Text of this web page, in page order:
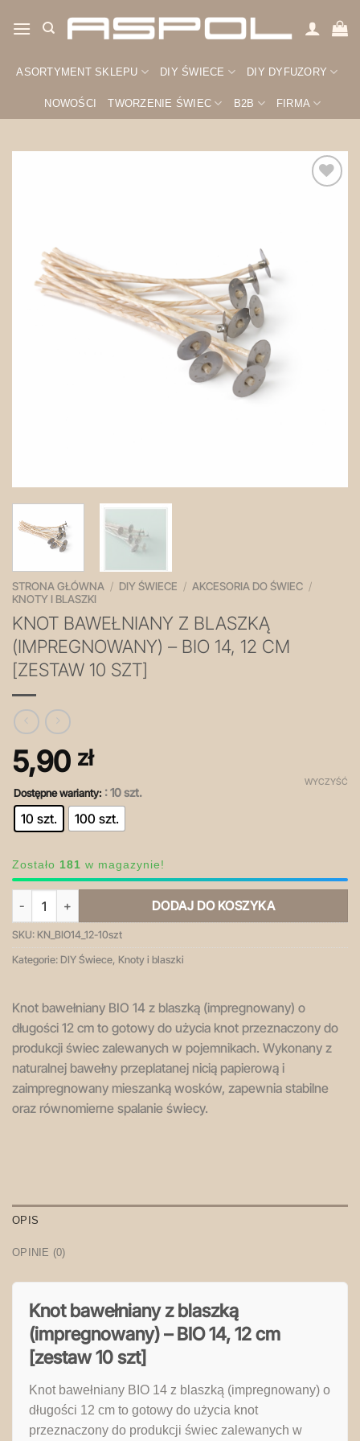
ASORTYMENT SKLEPU DIY ŚWIECE DIY DYFUZORY
NOWOŚCI TWORZENIE ŚWIEC B2B FIRMA
STRONA GŁÓWNA / DIY ŚWIECE / AKCESORIA DO ŚWIEC /
KNOTY I BLASZKI
KNOT BAWEŁNIANY Z BLASZKĄ
(IMPREGNOWANY) – BIO 14, 12 CM
[ZESTAW 10 SZT]
5,90 zł
Dostępne warianty: : 10 szt.
10 szt. 100 szt.
WYCZYŚĆ
Zostało 181 w magazynie!
ilość Knot bawełniany z blaszką (impregnowany) – BIO 14, 12 cm
DODAJ DO KOSZYKA
SKU: KN_BIO14_12-10szt
Kategorie: DIY Świece, Knoty i blaszki
Knot bawełniany BIO 14 z blaszką (impregnowany) o
długości 12 cm to gotowy do użycia knot przeznaczony do
produkcji świec zalewanych w pojemnikach. Wykonany z
naturalnej bawełny przeplatanej nicią papierową i
zaimpregnowany mieszanką wosków, zapewnia stabilne
oraz równomierne spalanie świecy.
OPIS
OPINIE (0)
Knot bawełniany z blaszką
(impregnowany) – BIO 14, 12 cm
[zestaw 10 szt]
Knot bawełniany BIO 14 z blaszką (impregnowany) o
długości 12 cm to gotowy do użycia knot
przeznaczony do produkcji świec zalewanych w